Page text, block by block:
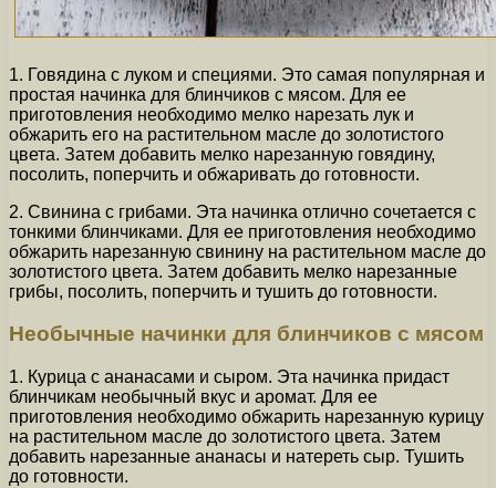
1. Говядина с луком и специями. Это самая популярная и
простая начинка для блинчиков с мясом. Для ее
приготовления необходимо мелко нарезать лук и
обжарить его на растительном масле до золотистого
цвета. Затем добавить мелко нарезанную говядину,
посолить, поперчить и обжаривать до готовности.
2. Свинина с грибами. Эта начинка отлично сочетается с
тонкими блинчиками. Для ее приготовления необходимо
обжарить нарезанную свинину на растительном масле до
золотистого цвета. Затем добавить мелко нарезанные
грибы, посолить, поперчить и тушить до готовности.
Необычные начинки для блинчиков с мясом
1. Курица с ананасами и сыром. Эта начинка придаст
блинчикам необычный вкус и аромат. Для ее
приготовления необходимо обжарить нарезанную курицу
на растительном масле до золотистого цвета. Затем
добавить нарезанные ананасы и натереть сыр. Тушить
до готовности.